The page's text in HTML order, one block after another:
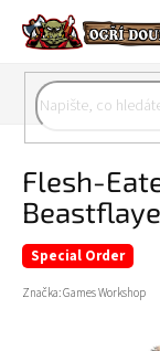
obsah
Flesh-
Special Order
Značka:Games Workshop